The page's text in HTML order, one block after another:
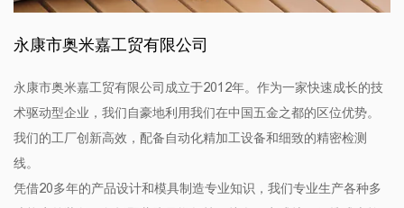
永康市奥米嘉工贸有限公司
永康市奥米嘉工贸有限公司成立于2012年。作为一家快速成长的技
术驱动型企业，我们自豪地利用我们在中国五金之都的区位优势。
我们的工厂创新高效，配备自动化精加工设备和细致的精密检测
线。
凭借20多年的产品设计和模具制造专业知识，我们专业生产各种多